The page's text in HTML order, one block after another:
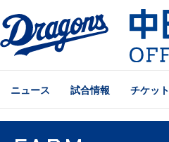
ニュース 試合情報 チケット